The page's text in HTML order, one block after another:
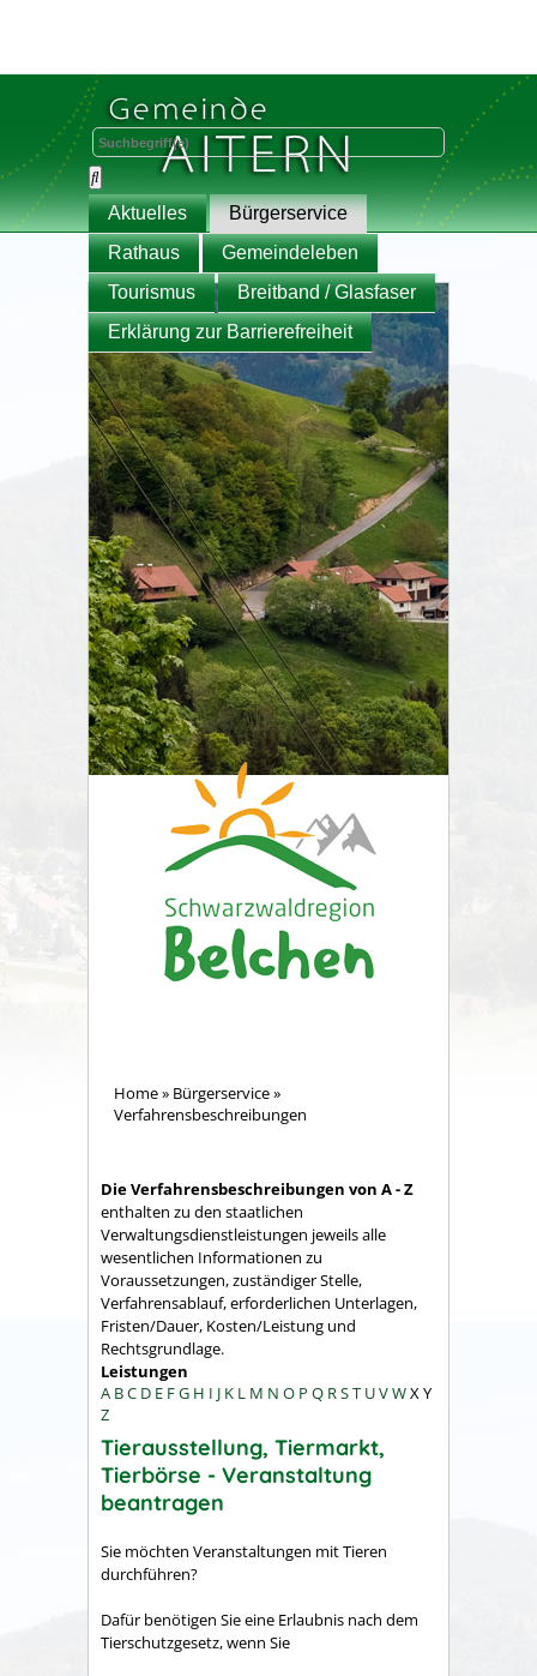
Aktuelles
Bürgerservice
Rathaus
Gemeindeleben
Tourismus
Breitband / Glasfaser
Erklärung zur Barrierefreiheit
Home» Bürgerservice»
Verfahrensbeschreibungen
Die Verfahrensbeschreibungen von A - Z
enthalten zu den staatlichen
Verwaltungsdienstleistungen jeweils alle
wesentlichen Informationen zu
Voraussetzungen, zuständiger Stelle,
Verfahrensablauf, erforderlichen Unterlagen,
Fristen/Dauer, Kosten/Leistung und
Rechtsgrundlage.
Leistungen
A BC D E FG H I J K L M N O P Q RST UVWX Y
Z
Tierausstellung, Tiermarkt,
Tierbörse - Veranstaltung
beantragen
Sie möchten Veranstaltungen mit Tieren
durchführen?
Dafür benötigen Sie eine Erlaubnis nach dem
Tierschutzgesetz, wenn Sie